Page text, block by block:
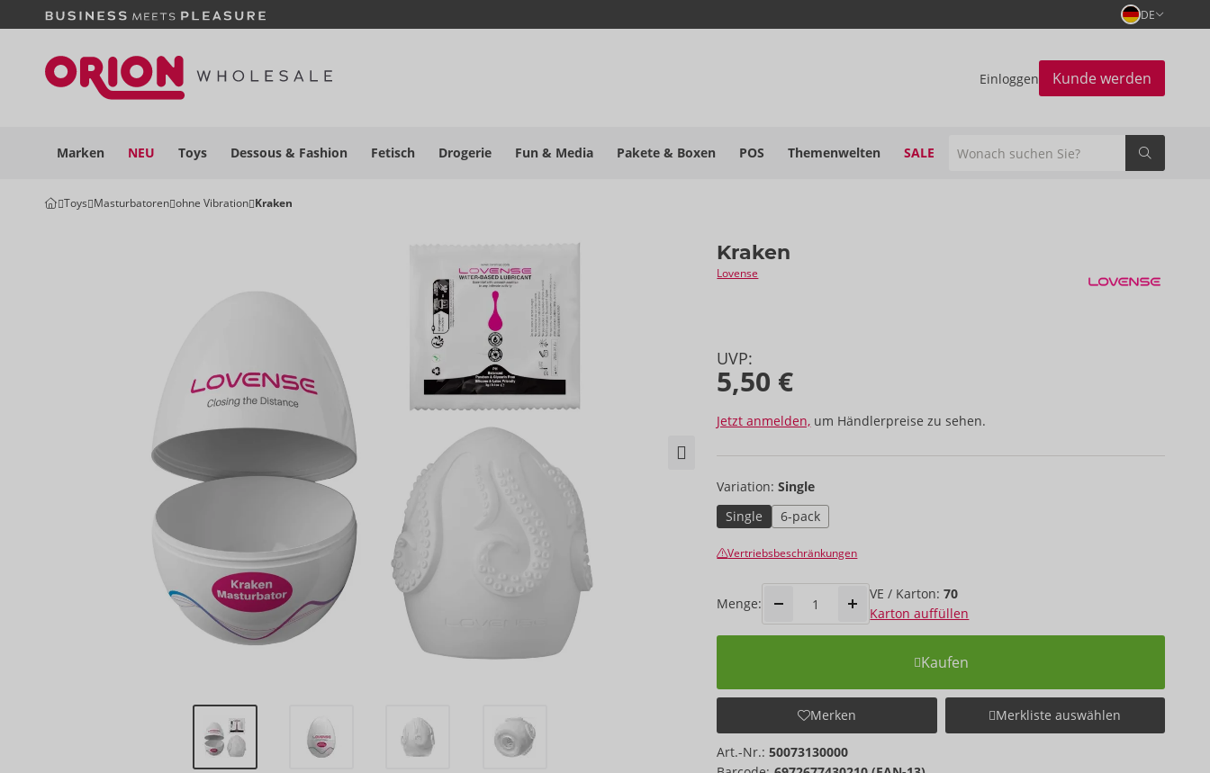
DE
Einloggen Kunde werden
Marken NEU Toys Dessous & Fashion Fetisch Drogerie Fun & Media Pakete & Boxen POS Themenwelten SALE
Toys Masturbatoren ohne Vibration Kraken
Kraken
Lovense
UVP:
5,50 €
Jetzt anmelden, um Händlerpreise zu sehen.
Variation:Single
Single
6-pack
Vertriebsbeschränkungen
Menge:
VE / Karton:70
Karton auffüllen
Kaufen
Merken Merkliste auswählen
Art.-Nr.:50073130000